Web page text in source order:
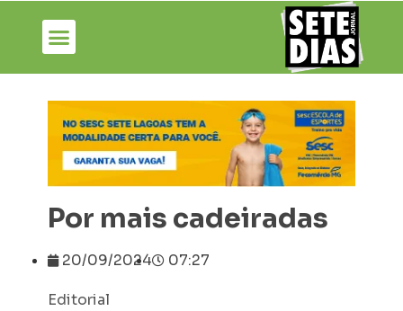
Por mais cadeiradas
20/09/2024 07:27
Editorial